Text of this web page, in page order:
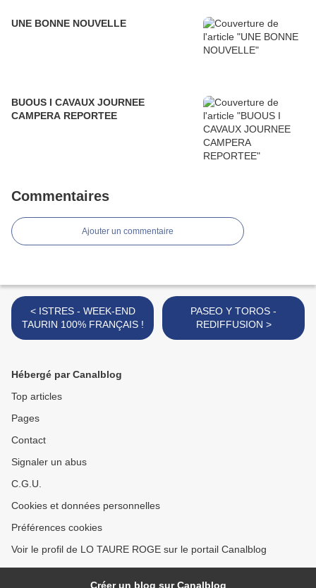
UNE BONNE NOUVELLE
BUOUS I CAVAUX JOURNEE
CAMPERA REPORTEE
Commentaires
Ajouter un commentaire
< ISTRES - WEEK-END
TAURIN 100% FRANÇAIS !
PASEO Y TOROS -
REDIFFUSION >
Hébergé par Canalblog
Top articles
Pages
Contact
Signaler un abus
C.G.U.
Cookies et données personnelles
Préférences cookies
Voir le profil de LO TAURE ROGE sur le portail Canalblog
Créer un blog sur Canalblog